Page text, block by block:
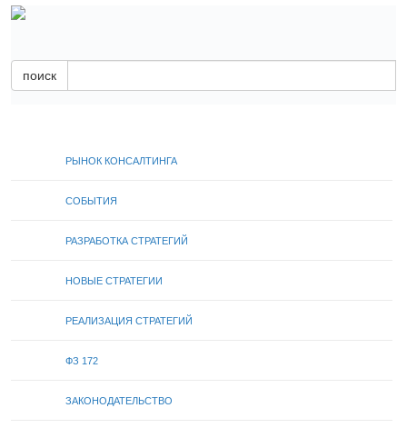
поиск
РЫНОК КОНСАЛТИНГА
СОБЫТИЯ
РАЗРАБОТКА СТРАТЕГИЙ
НОВЫЕ СТРАТЕГИИ
РЕАЛИЗАЦИЯ СТРАТЕГИЙ
ФЗ 172
ЗАКОНОДАТЕЛЬСТВО